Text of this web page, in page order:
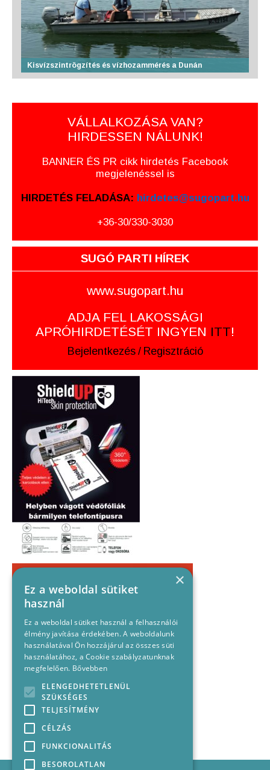
Kisvízszintrögzítés és vízhozammérés a Dunán
VÁLLALKOZÁSA VAN?
HIRDESSEN NÁLUNK!
BANNER ÉS PR cikk hirdetés Facebook
megjelenéssel is
HIRDETÉS FELADÁSA: hirdetes@sugopart.hu
+36-30/330-3030
SUGÓ PARTI HÍREK
www.sugopart.hu
ADJA FEL LAKOSSÁGI
APRÓHIRDETÉSÉT INGYEN ITT!
Bejelentkezés / Regisztráció
×
Ez a weboldal sütiket
használ
Ez a weboldal sütiket használ a felhasználói
élmény javítása érdekében. A weboldalunk
használatával Ön hozzájárul az összes süti
használatához, a Cookie szabályzatunknak
megfelelően. Bővebben
ELENGEDHETETLENÜL
SZÜKSÉGES
TELJESÍTMÉNY
CÉLZÁS
FUNKCIONALITÁS
BESOROLATLAN